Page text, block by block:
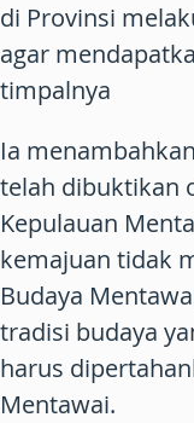
di Provinsi
agar
timpalnya
Ia
telah dibuktikan
Kepulauan
kemajuan tidak
Budaya
tradisi budaya
harus
Mentawai.